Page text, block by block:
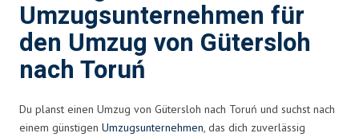
Umzugsunternehmen für
den Umzug von Gütersloh
nach Toruń
Du planst einen Umzug von Gütersloh nach Toruń und suchst nach
einem günstigen Umzugsunternehmen, das dich zuverlässig